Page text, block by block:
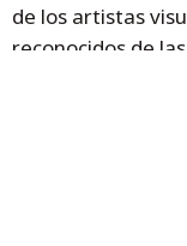
de los artistas
reconocidos de